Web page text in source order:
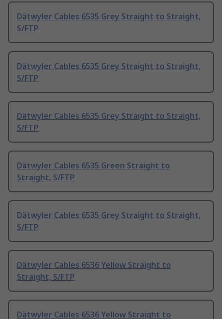
Dätwyler Cables 6535 Grey Straight to Straight,
S/FTP
Dätwyler Cables 6535 Grey Straight to Straight,
S/FTP
Dätwyler Cables 6535 Grey Straight to Straight,
S/FTP
Dätwyler Cables 6535 Green Straight to
Straight, S/FTP
Dätwyler Cables 6535 Grey Straight to Straight,
S/FTP
Dätwyler Cables 6536 Yellow Straight to
Straight, S/FTP
Dätwyler Cables 6536 Yellow Straight to